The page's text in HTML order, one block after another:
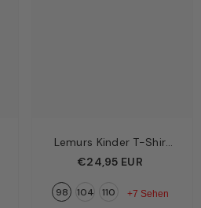
Lemurs Kinder T-Shirt
Creme – Verspielte
Baumwolle GOTS |
€24,95 EUR
98 104 110 +7 Sehen